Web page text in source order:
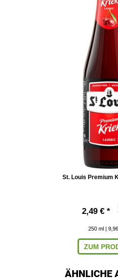
St. Louis Premium
2,49 € *
250 ml |
ZUM
ÄHNLICHE